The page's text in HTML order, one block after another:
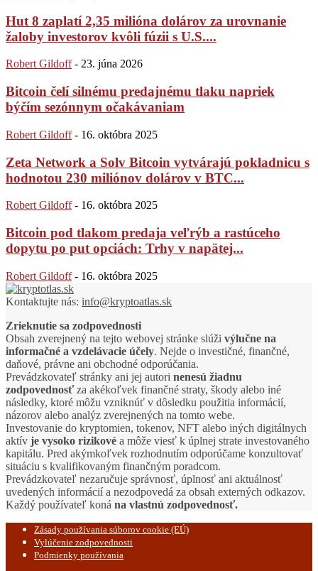
Hut 8 zaplatí 2,35 milióna dolárov za urovnanie
žaloby investorov kvôli fúzii s U.S....
Robert Gildoff - 23. júna 2026
Bitcoin čelí silnému predajnému tlaku napriek
býčím sezónnym očakávaniam
Robert Gildoff - 16. októbra 2025
Zeta Network a Solv Bitcoin vytvárajú pokladnicu s
hodnotou 230 miliónov dolárov v BTC...
Robert Gildoff - 16. októbra 2025
Bitcoin pod tlakom predaja veľrýb a rastúceho
dopytu po put opciách: Trhy v napätej...
Robert Gildoff - 16. októbra 2025
Kontaktujte nás: info@kryptoatlas.sk
Zrieknutie sa zodpovednosti
Obsah zverejnený na tejto webovej stránke slúži výlučne na
informačné a vzdelávacie účely. Nejde o investičné, finančné,
daňové, právne ani obchodné odporúčania.
Prevádzkovateľ stránky ani jej autori nenesú žiadnu
zodpovednosťza akékoľvek finančné straty, škody alebo iné
následky, ktoré môžu vzniknúť v dôsledku použitia informácií,
názorov alebo analýz zverejnených na tomto webe.
Investovanie do kryptomien, tokenov, NFT alebo iných digitálnych
aktív je vysoko rizikové a môže viesť k úplnej strate investovaného
kapitálu. Pred akýmkoľvek rozhodnutím odporúčame konzultovať
situáciu s kvalifikovaným finančným poradcom.
Prevádzkovateľ nezaručuje správnosť, úplnosť ani aktuálnosť
uvedených informácií a nezodpovedá za obsah externých odkazov.
Každý používateľ koná na vlastnú zodpovednosť.
Zásady používania súborov cookie (EÚ)
Vylúčenie zodpovednosti
Podmienky používania